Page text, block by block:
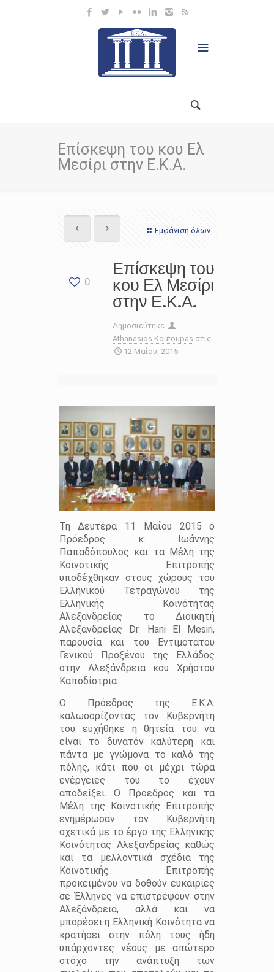
Επίσκεψη του κου Ελ
Μεσίρι στην Ε.Κ.Α.
Εμφάνιση όλων
0
Επίσκεψη του
κου Ελ Μεσίρι
στην Ε.Κ.Α.
Δημοσιεύτηκε
Athanasios Koutoupas στις
12 Μαΐου, 2015
Τη Δευτέρα 11 Μαΐου 2015 ο
Πρόεδρος κ. Ιωάννης
Παπαδόπουλος και τα Μέλη της
Κοινοτικής Επιτροπής
υποδέχθηκαν στους χώρους του
Ελληνικού Τετραγώνου της
Ελληνικής Κοινότητας
Αλεξανδρείας το Διοικητή
Αλεξανδρείας Dr. Hani El Mesiri,
παρουσία και του Εντιμότατου
Γενικού Προξένου της Ελλάδος
στην Αλεξάνδρεια κου Χρήστου
Καποδίστρια.
Ο Πρόεδρος της Ε.Κ.Α.
καλωσορίζοντας τον Κυβερνήτη
του ευχήθηκε η θητεία του να
είναι το δυνατόν καλύτερη και
πάντα με γνώμονα το καλό της
πόλης, κάτι που οι μέχρι τώρα
ενέργειες του το έχουν
αποδείξει. Ο Πρόεδρος και τα
Μέλη της Κοινοτικής Επιτροπής
ενημέρωσαν τον Κυβερνήτη
σχετικά με το έργο της Ελληνικής
Κοινότητας Αλεξανδρείας καθώς
και τα μελλοντικά σχέδια της
Κοινοτικής Επιτροπής
προκειμένου να δοθούν ευκαιρίες
σε Έλληνες να επιστρέψουν στην
Αλεξάνδρεια, αλλά και να
μπορέσει η Ελληνική Κοινότητα να
κρατήσει στην πόλη τους ήδη
υπάρχοντες νέους με απώτερο
στόχο την ανάπτυξη των